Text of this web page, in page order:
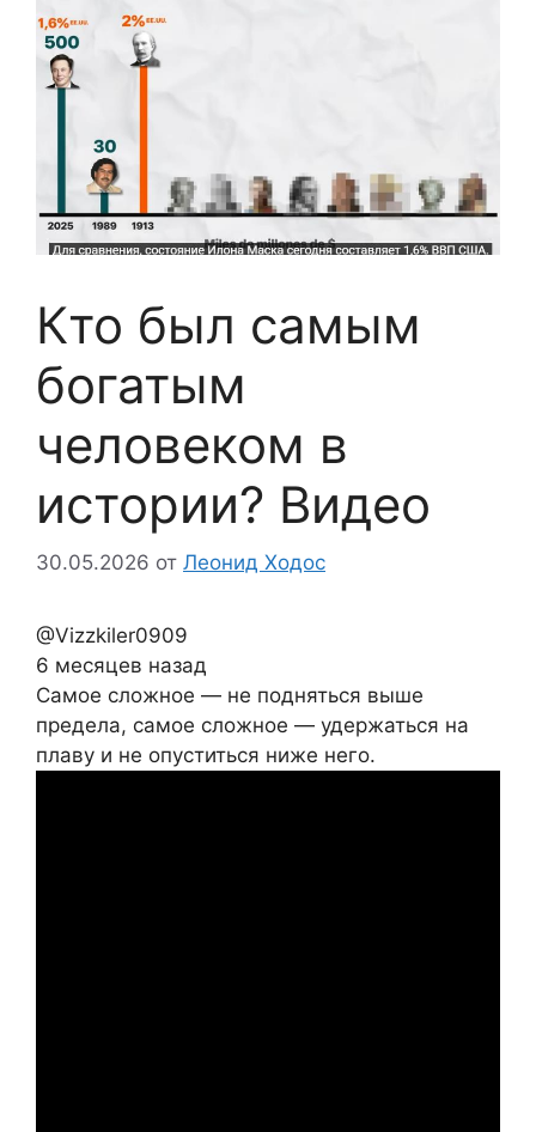
Кто был самым
богатым
человеком в
истории? Видео
30.05.2026 от Леонид Ходос
@Vizzkiler0909
6 месяцев назад
Самое сложное — не подняться выше
предела, самое сложное — удержаться на
плаву и не опуститься ниже него.